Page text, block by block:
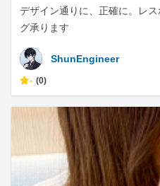
デザイン通りに、正確に。レ
グ承ります
ShunEngineer
- (0)